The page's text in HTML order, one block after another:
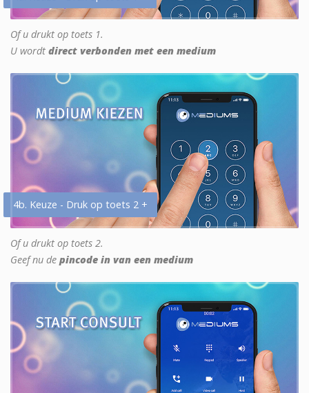
Of u drukt op toets 1.
U wordt direct verbonden met een medium
4b. Keuze - Druk op toets 2 +
Of u drukt op toets 2.
Geef nu de pincode in van een medium